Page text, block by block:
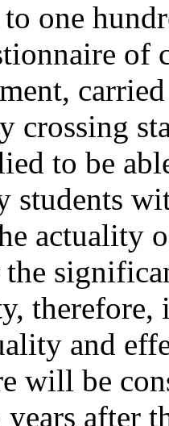
one
of
crossing
to be
students
actuality
therefore,
and
will be
after